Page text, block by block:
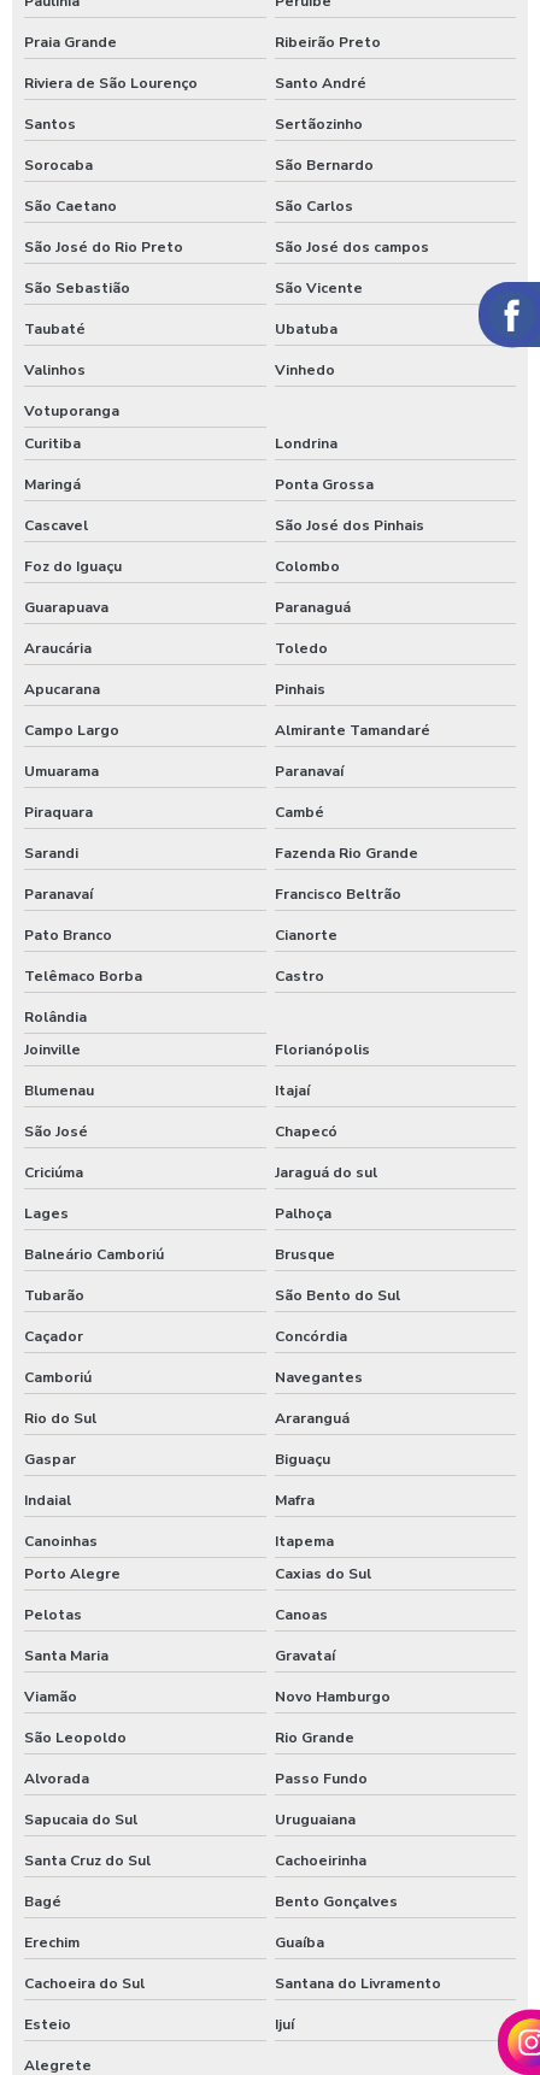
Praia Grande Ribeirão Preto
Riviera de São Lourenço Santo André
Santos Sertãozinho
Sorocaba São Bernardo
São Caetano São Carlos
São José do Rio Preto São José dos campos
São Sebastião São Vicente
Taubaté Ubatuba
Valinhos Vinhedo
Votuporanga
Curitiba
Londrina
Maringá Ponta Grossa
Cascavel São José dos Pinhais
Foz do Iguaçu Colombo
Guarapuava Paranaguá
Araucária Toledo
Apucarana Pinhais
Campo Largo Almirante Tamandaré
Umuarama Paranavaí
Piraquara Cambé
Sarandi Fazenda Rio Grande
Paranavaí Francisco Beltrão
Pato Branco Cianorte
Telêmaco Borba Castro
Rolândia
Joinville
Florianópolis
Blumenau Itajaí
São José Chapecó
Criciúma Jaraguá do sul
Lages Palhoça
Balneário Camboriú Brusque
Tubarão São Bento do Sul
Caçador Concórdia
Camboriú Navegantes
Rio do Sul Araranguá
Gaspar Biguaçu
Indaial Mafra
Canoinhas
Itapema
Porto Alegre
Caxias do Sul
Pelotas Canoas
Santa Maria Gravataí
Viamão Novo Hamburgo
São Leopoldo Rio Grande
Alvorada Passo Fundo
Sapucaia do Sul Uruguaiana
Santa Cruz do Sul Cachoeirinha
Bagé Bento Gonçalves
Erechim Guaíba
Cachoeira do Sul Santana do Livramento
Esteio Ijuí
Alegrete